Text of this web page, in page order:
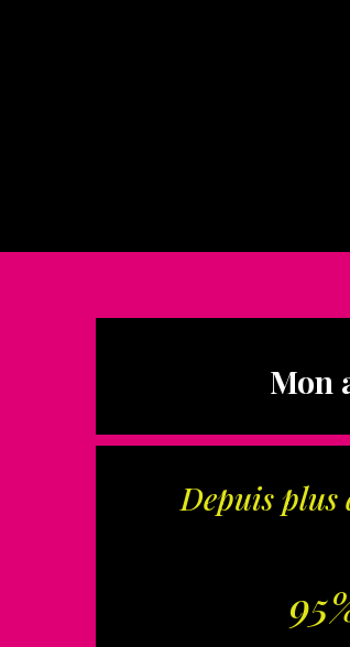
Mon
Depuis plus